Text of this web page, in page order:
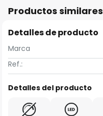
Productos similares
Detalles de producto
Marca
Ref.:
Detalles del producto